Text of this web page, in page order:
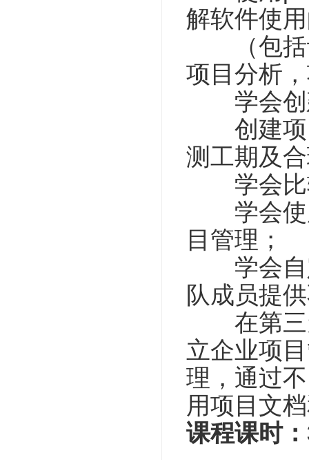
解软件使
（包括
项目分析
学会创
创建项
测工期及
学会比
学会使
目管理；
学会自
队成员提
在第三
立企业项
理，通过
用项目文
课程课时